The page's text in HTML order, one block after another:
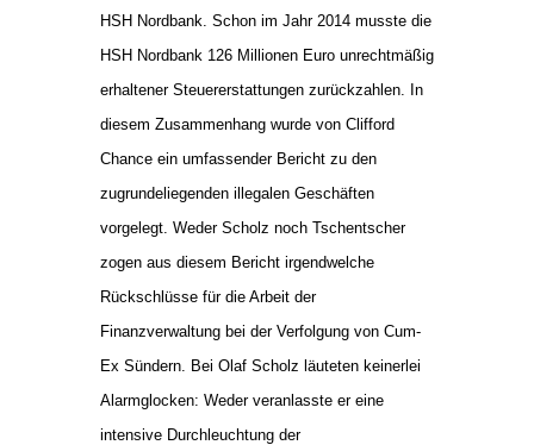
HSH Nordbank. Schon im Jahr 2014 musste die
HSH Nordbank 126 Millionen Euro unrechtmäßig
erhaltener Steuererstattungen zurückzahlen. In
diesem Zusammenhang wurde von Clifford
Chance ein umfassender Bericht zu den
zugrundeliegenden illegalen Geschäften
vorgelegt. Weder Scholz noch Tschentscher
zogen aus diesem Bericht irgendwelche
Rückschlüsse für die Arbeit der
Finanzverwaltung bei der Verfolgung von Cum-
Ex Sündern. Bei Olaf Scholz läuteten keinerlei
Alarmglocken: Weder veranlasste er eine
intensive Durchleuchtung der